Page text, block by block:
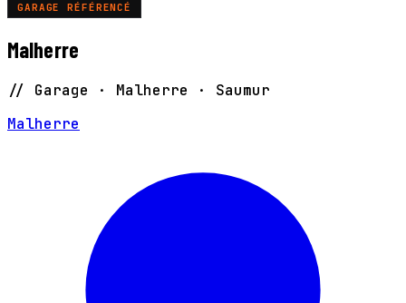
GARAGE RÉFÉRENCÉ
Malherre
// Garage · Malherre · Saumur
Malherre